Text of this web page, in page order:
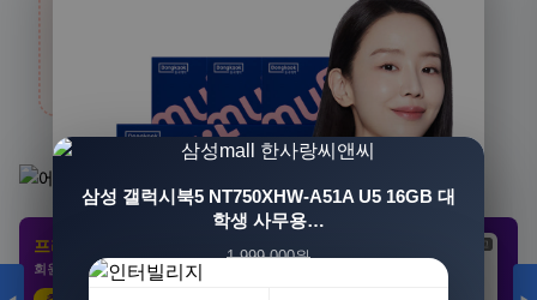
전체보기
카테고리 상품 더 보기
프리미엄 제휴 사이트
회원 전용 특가 · 놓치면 손해
광고
삼성 갤럭시북5 NT750XHW-A51A U5 16GB 대
학생 사무용…
1,999,000원